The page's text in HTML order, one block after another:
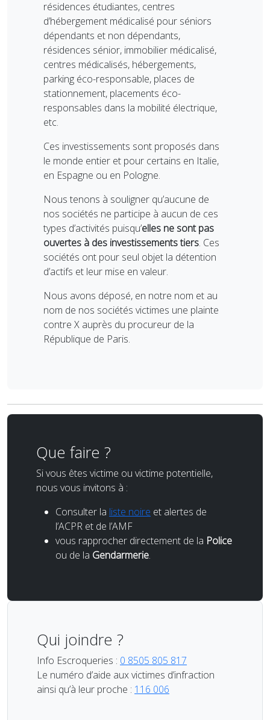
résidences étudiantes, centres
d’hébergement médicalisé pour séniors
dépendants et non dépendants,
résidences sénior, immobilier médicalisé,
centres médicalisés, hébergements,
parking éco-responsable, places de
stationnement, placements éco-
responsables dans la mobilité électrique,
etc.
Ces investissements sont proposés dans
le monde entier et pour certains en Italie,
en Espagne ou en Pologne.
Nous tenons à souligner qu’aucune de
nos sociétés ne participe à aucun de ces
types d’activités puisqu’elles ne sont pas
ouvertes à des investissements tiers. Ces
sociétés ont pour seul objet la détention
d’actifs et leur mise en valeur.
Nous avons déposé, en notre nom et au
nom de nos sociétés victimes une plainte
contre X auprès du procureur de la
République de Paris.
Que faire ?
Si vous êtes victime ou victime potentielle,
nous vous invitons à :
Consulter la liste noire et alertes de
l’ACPR et de l’AMF
vous rapprocher directement de la Police
ou de la Gendarmerie.
Qui joindre ?
Info Escroqueries : 0 8505 805 817
Le numéro d’aide aux victimes d’infraction
ainsi qu’à leur proche : 116 006